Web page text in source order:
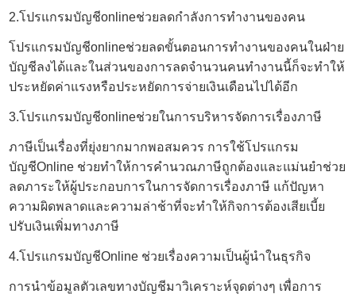
2.โปรแกรมบัญชีonlineช่วยลดกำลังการทำงานของคน
โปรแกรมบัญชีonlineช่วยลดขั้นตอนการทำงานของคนในฝ่าย
บัญชีลงได้และในส่วนของการลดจำนวนคนทำงานนี้ก็จะทำให้
ประหยัดค่าแรงหรือประหยัดการจ่ายเงินเดือนไปได้อีก
3.โปรแกรมบัญชีonlineช่วยในการบริหารจัดการเรื่องภาษี
ภาษีเป็นเรื่องที่ยุ่งยากมากพอสมควร การใช้โปรแกรม
บัญชีOnline ช่วยทำให้การคำนวณภาษีถูกต้องและแม่นยำช่วย
ลดภาระให้ผู้ประกอบการในการจัดการเรื่องภาษี แก้ปัญหา
ความผิดพลาดและความล่าช้าที่จะทำให้กิจการต้องเสียเบี้ย
ปรับเงินเพิ่มทางภาษี
4.โปรแกรมบัญชีOnline ช่วยเรื่องความเป็นผู้นำในธุรกิจ
การนำข้อมูลตัวเลขทางบัญชีมาวิเคราะห์จุดต่างๆ เพื่อการ